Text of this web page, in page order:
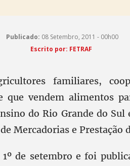
Publicado: 08 Setembro, 2011 - 00h00
Escrito por: FETRAF
familiares,
que vendem alimentos
do Rio Grande do Sul
Mercadorias e Prestação
1º de setembro e foi